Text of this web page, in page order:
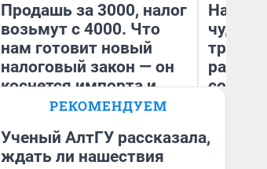
Продашь за 3000, налог
возьмут с 4000. Что
нам готовит новый
налоговый закон — он
коснется импорта и
даже репетиторов
чудом
РЕКОМЕНДУЕМ
Ученый АлтГУ рассказала,
ждать ли нашествия